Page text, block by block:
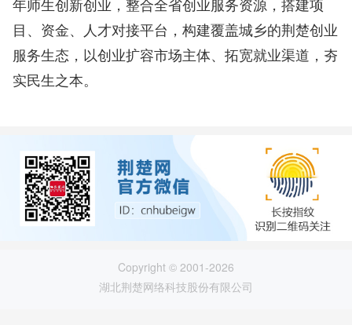
目、资金、人才对接平台，构建覆盖城乡的荆楚创业
服务生态，以创业扩容市场主体、拓宽就业渠道，夯
实民生之本。
Copyright © 2001-2026
湖北荆楚网络科技股份有限公司